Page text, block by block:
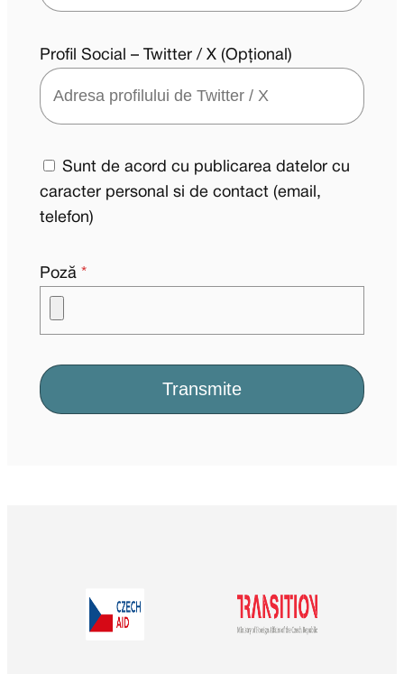
Profil Social – Twitter / X (Opțional)
Sunt de acord cu publicarea datelor cu
caracter personal si de contact (email,
telefon)
Poză *